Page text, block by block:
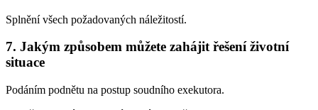
Splnění všech požadovaných náležitostí.
7. Jakým způsobem můžete zahájit řešení životní
situace
Podáním podnětu na postup soudního exekutora.